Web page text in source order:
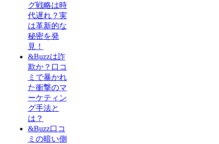
グ戦略は時
代遅れ？実
は革新的な
秘密を発
見！
&Buzzは詐
欺か？口コ
ミで暴かれ
た衝撃のマ
ーケティン
グ手法と
は？
&Buzz口コ
ミの暗い側